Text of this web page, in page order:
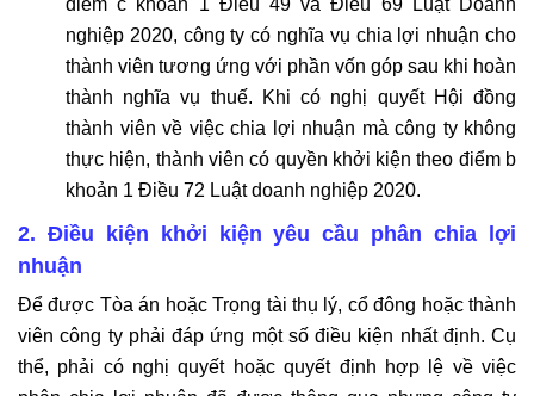
điểm c khoản 1 Điều 49 và Điều 69 Luật Doanh
nghiệp 2020, công ty có nghĩa vụ chia lợi nhuận cho
thành viên tương ứng với phần vốn góp sau khi hoàn
thành nghĩa vụ thuế. Khi có nghị quyết Hội đồng
thành viên về việc chia lợi nhuận mà công ty không
thực hiện, thành viên có quyền khởi kiện theo điểm b
khoản 1 Điều 72 Luật doanh nghiệp 2020.
2. Điều kiện khởi kiện yêu cầu phân chia lợi
nhuận
Để được Tòa án hoặc Trọng tài thụ lý, cổ đông hoặc thành
viên công ty phải đáp ứng một số điều kiện nhất định. Cụ
thể, phải có nghị quyết hoặc quyết định hợp lệ về việc